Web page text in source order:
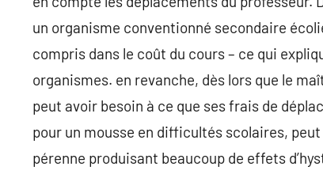
un organisme conventionné secondaire
compris dans le coût du cours – ce qui
organismes. en revanche, dès lors que le
peut avoir besoin à ce que ses frais de
pour un mousse en difficultés scolaires,
pérenne produisant beaucoup de effets